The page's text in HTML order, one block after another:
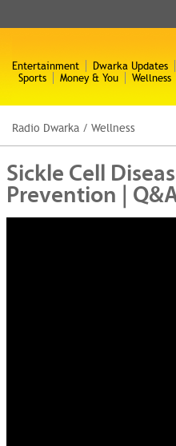
Entertainment Dwarka Updates
Sports
Money & You Wellness
Radio Dwarka / Wellness
Sickle Cell
Prevention |